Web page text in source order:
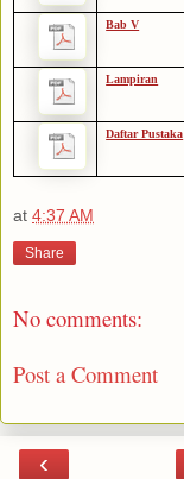
Bab V
Lampiran
Daftar Pustaka
at 4:37 AM
Share
No comments:
Post a Comment
‹